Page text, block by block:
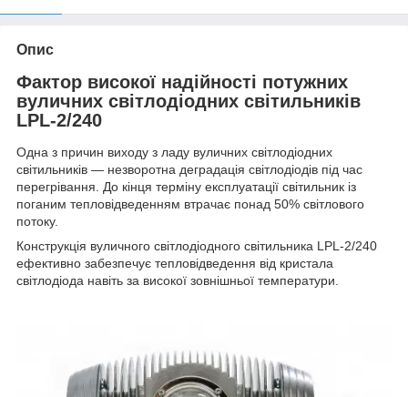
Опис
Фактор високої надійності потужних
вуличних світлодіодних світильників
LPL-2/240
Одна з причин виходу з ладу вуличних світлодіодних
світильників — незворотна деградація світлодіодів під час
перегрівання. До кінця терміну експлуатації світильник із
поганим тепловідведенням втрачає понад 50% світлового
потоку.
Конструкція вуличного світлодіодного світильника LPL-2/240
ефективно забезпечує тепловідведення від кристала
світлодіода навіть за високої зовнішньої температури.